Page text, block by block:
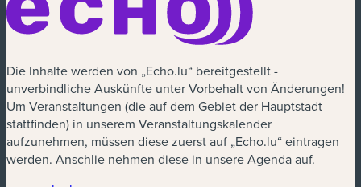
Die Inhalte werden von „Echo.lu“ bereitgestellt -
unverbindliche Auskünfte unter Vorbehalt von Änderungen!
Um Veranstaltungen (die auf dem Gebiet der Hauptstadt
stattfinden) in unserem Veranstaltungskalender
aufzunehmen, müssen diese zuerst auf „Echo.lu“ eintragen
werden. Anschlie nehmen diese in unsere Agenda auf.